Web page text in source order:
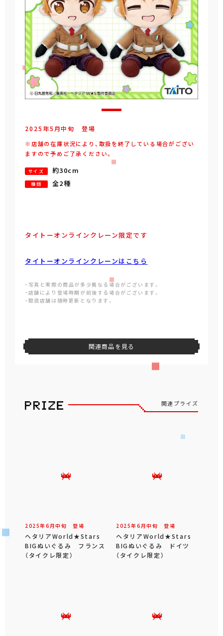
2025年5 月中旬 登場
※店舗の在庫状況により、取扱を終了している場合がござい
ますので予めご了承ください。
サイズ 約30cm
種類 全2種
タイトーオンラインクレーン限定です
タイトーオンラインクレーンはこちら
・写真と実際の商品が多少異なる場合がございます。
・店舗により登場時期が前後する場合がございます。
・取扱店舗は随時更新となります。
関連商品を見る
関連プライズ
2025年6 月中旬 登場
ヘタリアWorld★Stars
BIGぬいぐるみ フランス
（タイクレ限定）
2025年6 月中旬 登場
ヘタリアWorld★Stars
BIGぬいぐるみ ドイツ
（タイクレ限定）